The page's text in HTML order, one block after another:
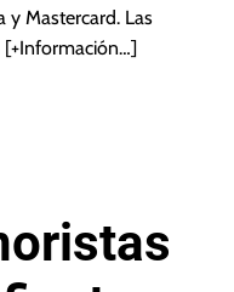
y Mastercard. Las
[+Información…]